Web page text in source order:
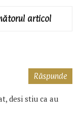
articol
desi stiu ca au
Răspunde